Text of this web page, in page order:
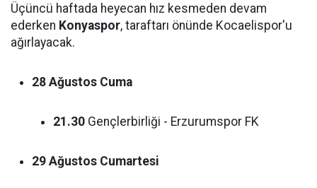
Üçüncü haftada heyecan hız kesmeden devam
ederken Konyaspor, taraftarı önünde Kocaelispor'u
ağırlayacak.
28 Ağustos Cuma
21.30 Gençlerbirliği - Erzurumspor FK
29 Ağustos Cumartesi